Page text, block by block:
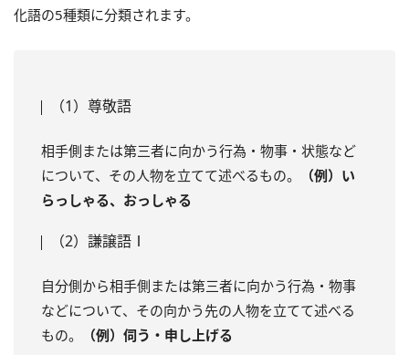
化語の5種類に分類されます。
（1）尊敬語
相手側または第三者に向かう行為・物事・状態など
について、その人物を立てて述べるもの。
（例）い
らっしゃる、おっしゃる
（2）謙譲語Ⅰ
自分側から相手側または第三者に向かう行為・物事
などについて、その向かう先の人物を立てて述べる
もの。
（例）伺う・申し上げる